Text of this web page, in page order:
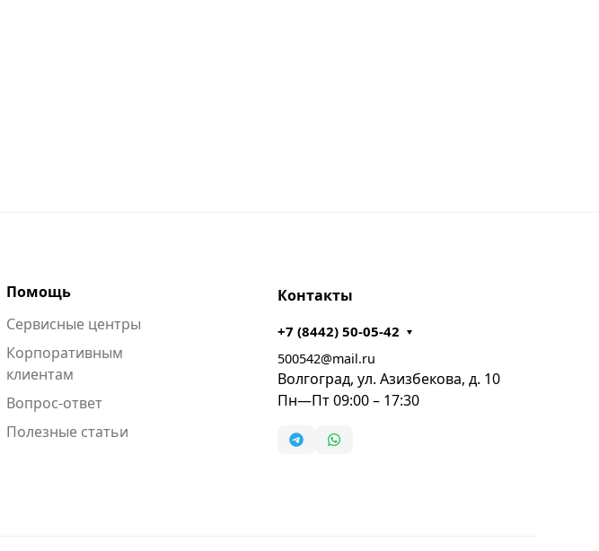
Помощь
Сервисные центры
Корпоративным
клиентам
Вопрос-ответ
Полезные статьи
Контакты
+7 (8442) 50-05-42
500542@mail.ru
Волгоград, ул. Азизбекова, д. 10
Пн—Пт 09:00 – 17:30